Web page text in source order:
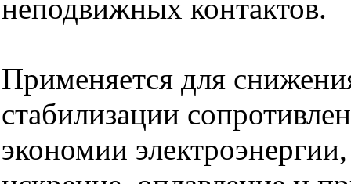
неподвижных контактов.
Применяется для
стабилизации
экономии